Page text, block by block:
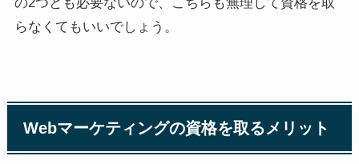
らなくてもいいでしょう。
Webマーケティングの資格を取るメリット